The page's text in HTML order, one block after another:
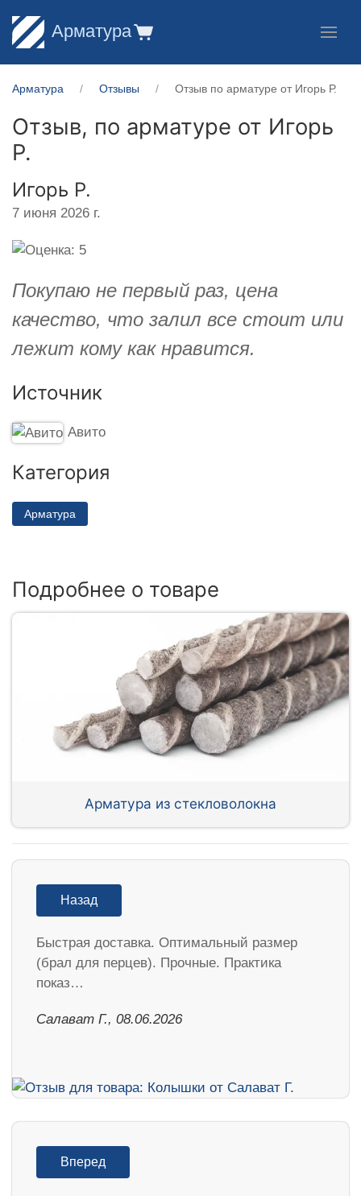
Арматура
Арматура Отзывы Отзыв по арматуре от Игорь Р.
Отзыв, по арматуре от Игорь
Р.
Игорь Р.
7 июня 2026 г.
Покупаю не первый раз, цена
качество, что залил все стоит или
лежит кому как нравится.
Источник
Авито
Категория
Арматура
Подробнее о товаре
Арматура из стекловолокна
Назад
Быстрая доставка. Оптимальный размер
(брал для перцев). Прочные. Практика
показ…
Салават Г., 08.06.2026
Вперед